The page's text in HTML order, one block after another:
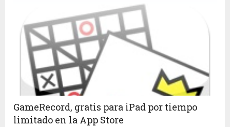
GameRecord, gratis para iPad por tiempo
limitado en la App Store